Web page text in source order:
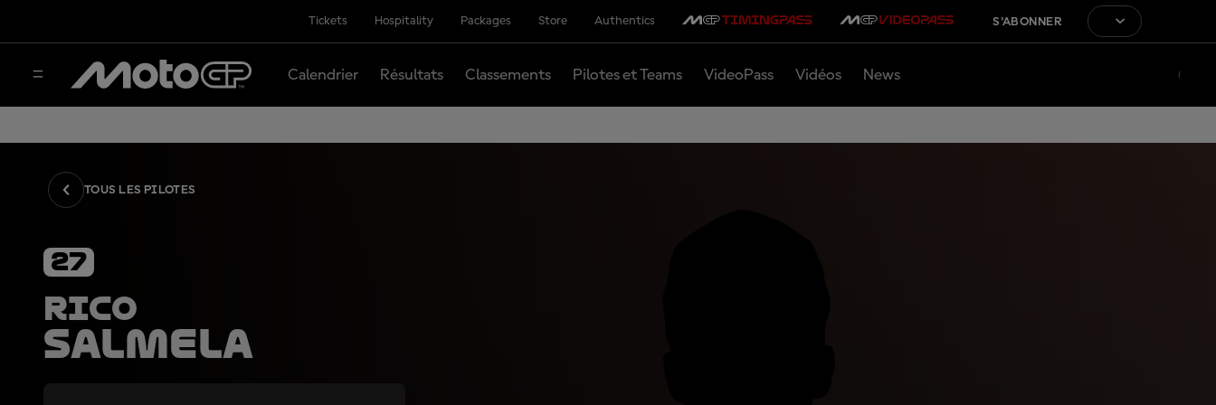
Tickets Hospitality Packages Store Authentics S'ABONNER
Calendrier Résultats Classements Pilotes et Teams VideoPass Vidéos News
TOUS LES PILOTES
27
Rico
Salmela